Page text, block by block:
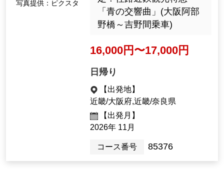
写真提供：ピクスタ
「青の交響曲」(大阪阿部
野橋～吉野間乗車)
16,000円〜17,000円
日帰り
【出発地】
近畿/大阪府,近畿/奈良県
【出発月】
2026年 11月
コース番号 85376